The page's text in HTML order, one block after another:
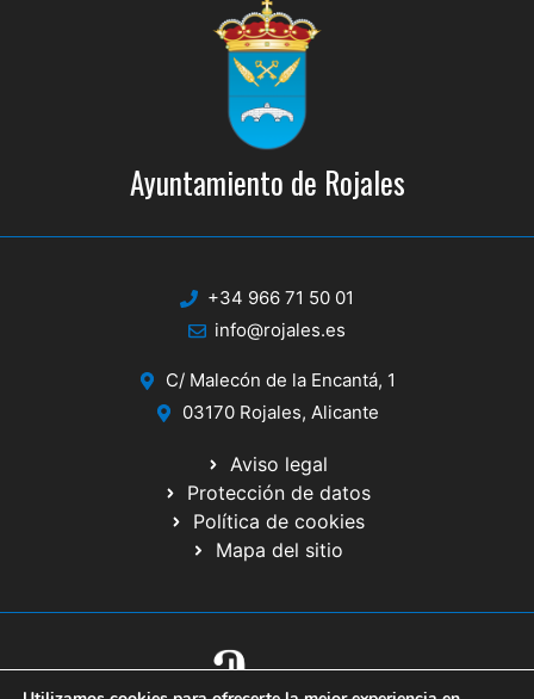
Ayuntamiento de Rojales
+34 966 71 50 01
info@rojales.es
C/ Malecón de la Encantá, 1
03170 Rojales, Alicante
Aviso legal
Protección de datos
Política de cookies
Mapa del sitio